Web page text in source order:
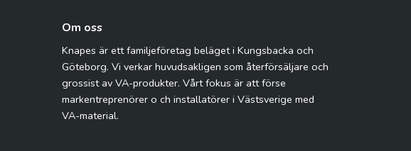
Om oss
Knapes är ett familjeföretag beläget i Kungsbacka och
Göteborg. Vi verkar huvudsakligen som återförsäljare och
grossist av VA-produkter. Vårt fokus är att förse
markentreprenörer o ch installatörer i Västsverige med
VA-material.